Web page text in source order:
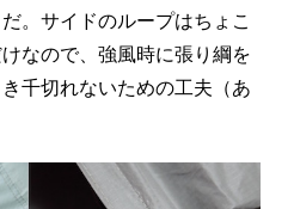
。サイドのループはちょこ
なので、強風時に張り綱を
千切れないための工夫（あ